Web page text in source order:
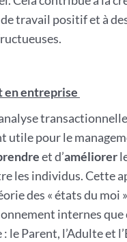
travail positif et à
en entreprise
utile pour le
et d’améliorer
les individus. Cette
des « états du moi
internes que
le Parent, l’Adulte et